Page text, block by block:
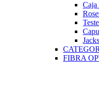
Caja
Jacks
FIBRA